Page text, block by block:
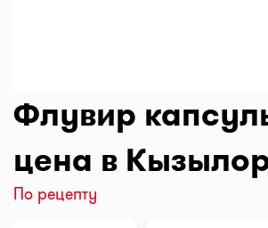
Флувир
цена в
По рецепту